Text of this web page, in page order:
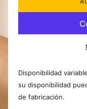
Disponibilidad
su disponibilidad
de fabricación.